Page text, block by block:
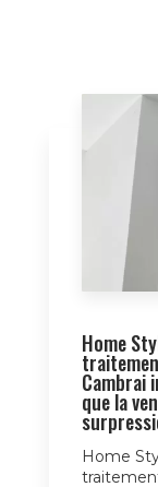
Home
Cambrai
que la
Home